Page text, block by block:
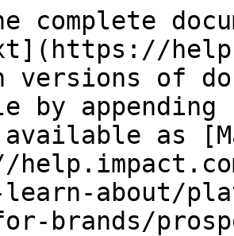
complete
versions of
by
as
about/
brands/